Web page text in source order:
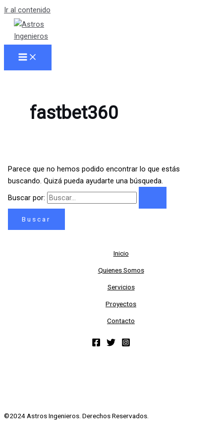
Ir al contenido
fastbet360
Parece que no hemos podido encontrar lo que estás
buscando. Quizá pueda ayudarte una búsqueda.
Buscar por:
Inicio
Quienes Somos
Servicios
Proyectos
Contacto
©2024 Astros Ingenieros. Derechos Reservados.